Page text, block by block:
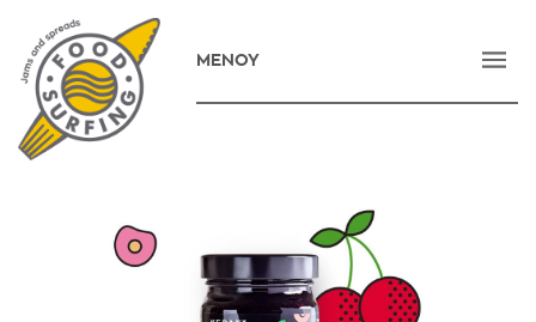
ΜΕΝΟΥ
ΑΡΧΙΚΗ
ΝΕΑ
ΕΠΙΚΟΙΝΩΝΙΑ